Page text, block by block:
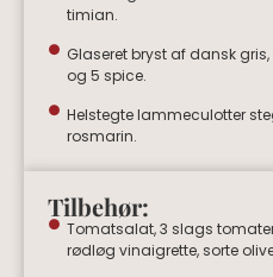
timian.
Glaseret bryst af dansk
og 5 spice.
Helstegte lammeculotter
rosmarin.
Tilbehør:
Tomatsalat, 3 slags
rødløg vinaigrette, sorte